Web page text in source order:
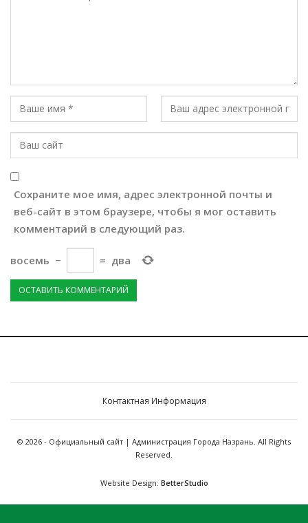
Сохраните мое имя, адрес электронной почты и
веб-сайт в этом браузере, чтобы я мог оставить
комментарий в следующий раз.
восемь − = два
Контактная Информация
© 2026 - Официальный сайт | Администрация Города Назрань. All Rights
Reserved.
Website Design: BetterStudio